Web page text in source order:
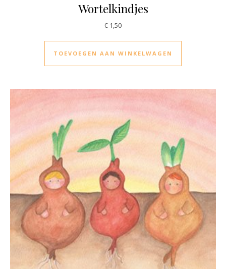
Wortelkindjes
€ 1,50
TOEVOEGEN AAN WINKELWAGEN